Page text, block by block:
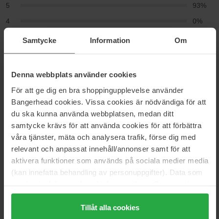
Samtycke Information Om
Denna webbplats använder cookies
För att ge dig en bra shoppingupplevelse använder
Bangerhead cookies. Vissa cookies är nödvändiga för att
du ska kunna använda webbplatsen, medan ditt
samtycke krävs för att använda cookies för att förbättra
våra tjänster, mäta och analysera trafik, förse dig med
relevant och anpassat innehåll/annonser samt för att
aktivera funktioner som används på sociala medier media
(kan innefatta behandling av personuppgifter). Data som
trycka på "Tillåt alla cookies" accepterar du alla cookies,
medan du under "Detaljer" kan anpassa användningen av
Tillåt alla cookies
5
93%
4
0%
2
0%
2024-02-04
Det var ikke fuktig men det lukte godt.
2020-08-12
lukten godt, virker bra